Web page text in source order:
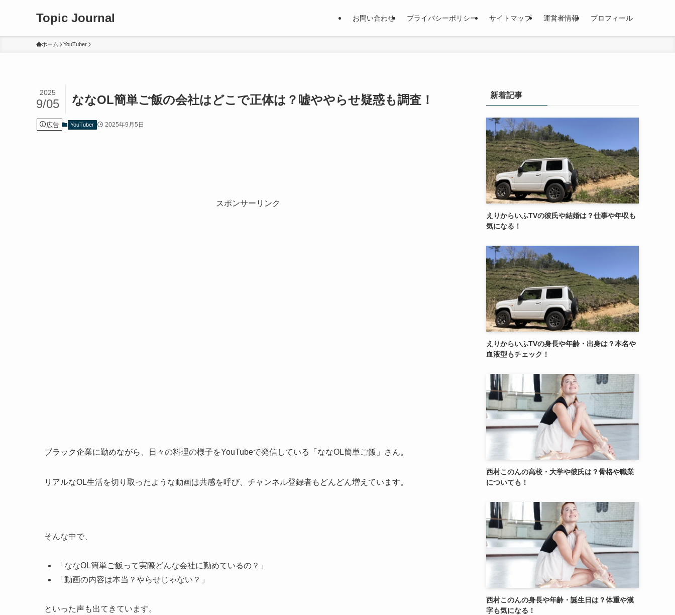
Topic Journal お問い合わせ プライバシーポリシー サイトマップ 運営者情報 プロフィール
ホーム YouTuber
ななOL簡単ご飯の会社はどこで正体は？嘘ややらせ疑惑も調査！
2025
9/05
広告 YouTuber 2025年9月5日
スポンサーリンク
ブラック企業に勤めながら、日々の料理の様子をYouTubeで発信している「ななOL簡単ご飯」さん。
リアルなOL生活を切り取ったような動画は共感を呼び、チャンネル登録者もどんどん増えています。
そんな中で、
「ななOL簡単ご飯って実際どんな会社に勤めているの？」
「動画の内容は本当？やらせじゃない？」
といった声も出てきています。
新着記事
えりからいふTVの彼氏や結婚は？仕事や年収も
気になる！
えりからいふTVの身長や年齢・出身は？本名や
血液型もチェック！
西村このんの高校・大学や彼氏は？骨格や職業
についても！
西村このんの身長や年齢・誕生日は？体重や漢
字も気になる！